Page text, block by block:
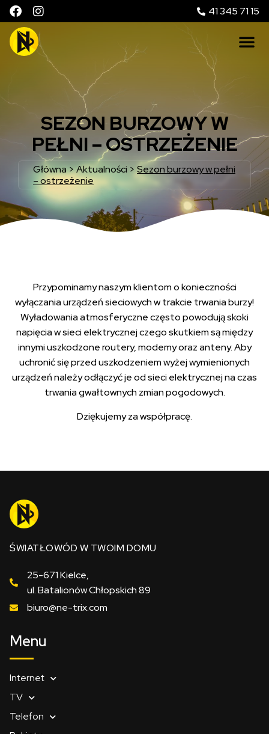
41 345 71 15
SEZON BURZOWY W
PEŁNI – OSTRZEŻENIE
Główna>Aktualności >Sezon burzowy w pełni
– ostrzeżenie
Przypominamy naszym klientom o konieczności
wyłączania urządzeń sieciowych w trakcie trwania burzy!
Wyładowania atmosferyczne często powodują skoki
napięcia w sieci elektrycznej czego skutkiem są między
innymi uszkodzone routery, modemy oraz anteny. Aby
uchronić się przed uszkodzeniem wyżej wymienionych
urządzeń należy odłączyć je od sieci elektrycznej na czas
trwania gwałtownych zmian pogodowych.
Dziękujemy za współpracę.
ŚWIATŁOWÓD W TWOIM DOMU
25-671 Kielce,
ul. Batalionów Chłopskich 89
biuro@ne-trix.com
Menu
Internet
TV
Telefon